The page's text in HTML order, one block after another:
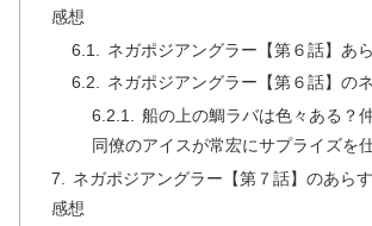
感想
ネガポジアングラー【第６話】あ
ネガポジアングラー【第６話】の
船の上の鯛ラバは色々ある？
同僚のアイスが常宏にサプライズを
ネガポジアングラー【第７話】のあら
感想